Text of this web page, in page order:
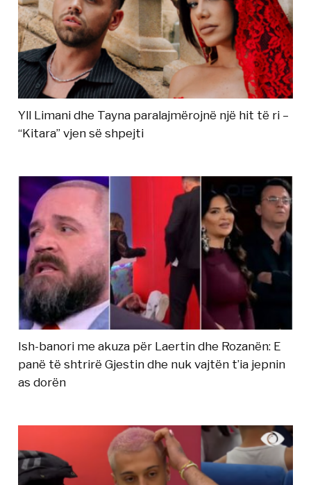
Yll Limani dhe Tayna paralajmërojnë një hit të ri –
“Kitara” vjen së shpejti
Ish-banori me akuza për Laertin dhe Rozanën: E
panë të shtrirë Gjestin dhe nuk vajtën t’ia jepnin
as dorën